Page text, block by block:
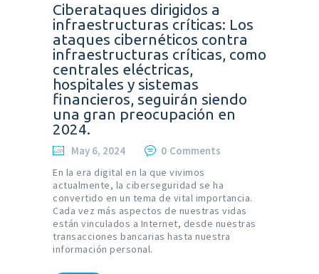
Ciberataques dirigidos a
infraestructuras críticas: Los
ataques cibernéticos contra
infraestructuras críticas, como
centrales eléctricas,
hospitales y sistemas
financieros, seguirán siendo
una gran preocupación en
2024.
May 6, 2024 0 Comments
En la era digital en la que vivimos
actualmente, la ciberseguridad se ha
convertido en un tema de vital importancia.
Cada vez más aspectos de nuestras vidas
están vinculados a Internet, desde nuestras
transacciones bancarias hasta nuestra
información personal.